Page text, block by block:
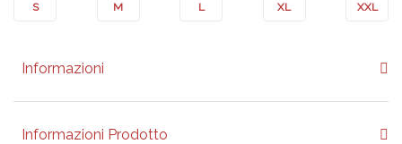
S M L XL XXL
Informazioni
Informazioni Prodotto